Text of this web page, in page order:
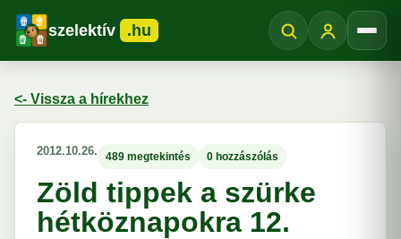
szelektív .hu
<- Vissza a hírekhez
2012.10.26. 489 megtekintés 0 hozzászólás
Zöld tippek a szürke
hétköznapokra 12.